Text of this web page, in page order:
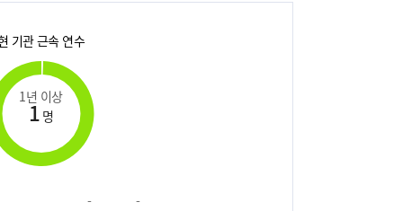
기관 근속 연수
1년 이상
1 명
-
-